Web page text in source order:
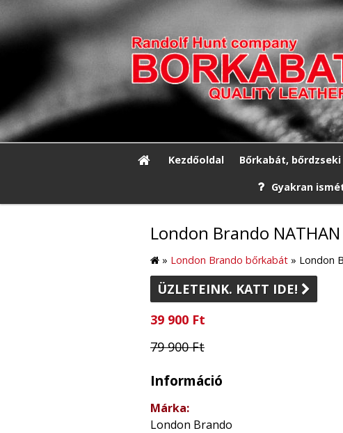
Kezdőoldal Bőrkabát, bőrdzseki
Gyakran
London Brando
» London Brando bőrkabát » London
ÜZLETEINK. KATT IDE! 
39 900 Ft
79 900 Ft
Információ
Márka:
London Brando